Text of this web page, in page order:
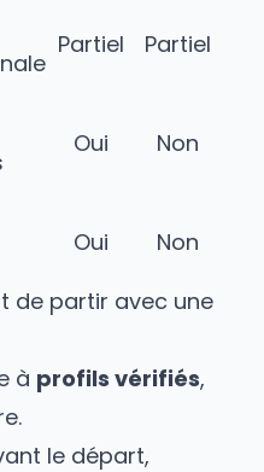
Partiel
Partiel
Oui Non
Oui
Non
de partir avec une
à profils vérifiés,
le départ,